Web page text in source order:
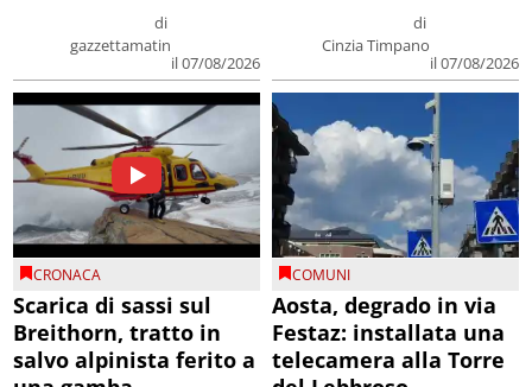
di
gazzettamatin
il 07/08/2026
di
Cinzia Timpano
il 07/08/2026
CRONACA
Scarica di sassi sul
Breithorn, tratto in
salvo alpinista ferito a
COMUNI
Aosta, degrado in via
Festaz: installata una
telecamera alla Torre